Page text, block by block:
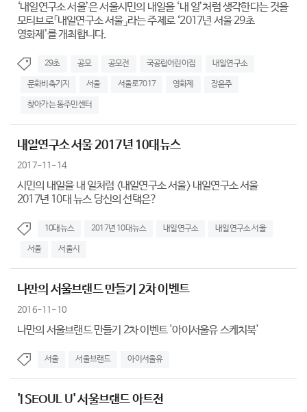
‘내일연구소 서울’은 서울시민의 내일을 ‘내 일’처럼 생각한다는 것을
모티브로「내일연구소 서울」라는 주제로 ‘2017년 서울 29초
영화제’를 개최합니다.
29초 공모 공모전 국공립어린이집 내일연구소
문화비축기지 서울 서울로7017 영화제 장윤주
찾아가는 동주민센터
내일연구소 서울 2017년 10대뉴스
2017-11-14
시민의 내일을 내 일처럼 <내일연구소 서울> 내일연구소 서울
2017년 10대 뉴스 당신의 선택은?
10대뉴스 2017년 10대뉴스 내일연구소 내일연구소 서울
서울 서울시
나만의 서울브랜드 만들기 2차 이벤트
2016-11-10
나만의 서울브랜드 만들기 2차 이벤트 '아이서울유 스케치북'
서울 서울브랜드 아이서울유
'I SEOUL U' 서울브랜드 아트전